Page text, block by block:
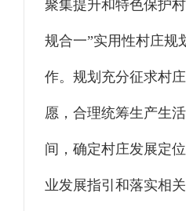
聚集提升和特色保护
规合一”实用性村庄规
作。规划充分征求村
愿，合理统筹生产生
间，确定村庄发展定
业发展指引和落实相